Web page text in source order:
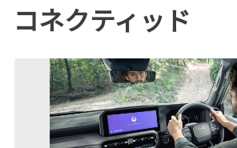
コネクティッド